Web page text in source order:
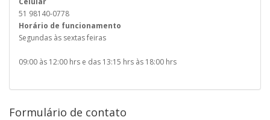
51 98140-0778
Horário de funcionamento
Segundas às sextas feiras
09:00 às 12:00 hrs e das 13:15 hrs às 18:00 hrs
Formulário de contato